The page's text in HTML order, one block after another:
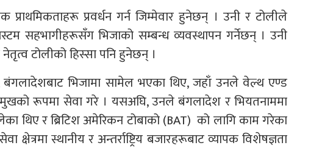
प्राथमिकताहरू प्रवर्धन गर्न जिम्मेवार हुनेछन् । उनी र टोलीले
सहभागीहरूसँग भिजाको सम्बन्ध व्यवस्थापन गर्नेछन् । उनी
टोलीको हिस्सा पनि हुनेछन् ।
बंगलादेशबाट भिजामा सामेल भएका थिए, जहाँ उनले वेल्थ एण्ड
रूपमा सेवा गरे । यसअघि, उनले बंगलादेश र भियतनाममा
थिए र ब्रिटिश अमेरिकन टोबाको (BAT) को लागि काम गरेका
क्षेत्रमा स्थानीय र अन्तर्राष्ट्रिय बजारहरूबाट व्यापक विशेषज्ञता